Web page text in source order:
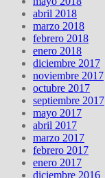
abril 2018
marzo 2018
febrero 2018
enero 2018
diciembre 2017
noviembre 2017
octubre 2017
septiembre 2017
mayo 2017
abril 2017
marzo 2017
febrero 2017
enero 2017
diciembre 2016